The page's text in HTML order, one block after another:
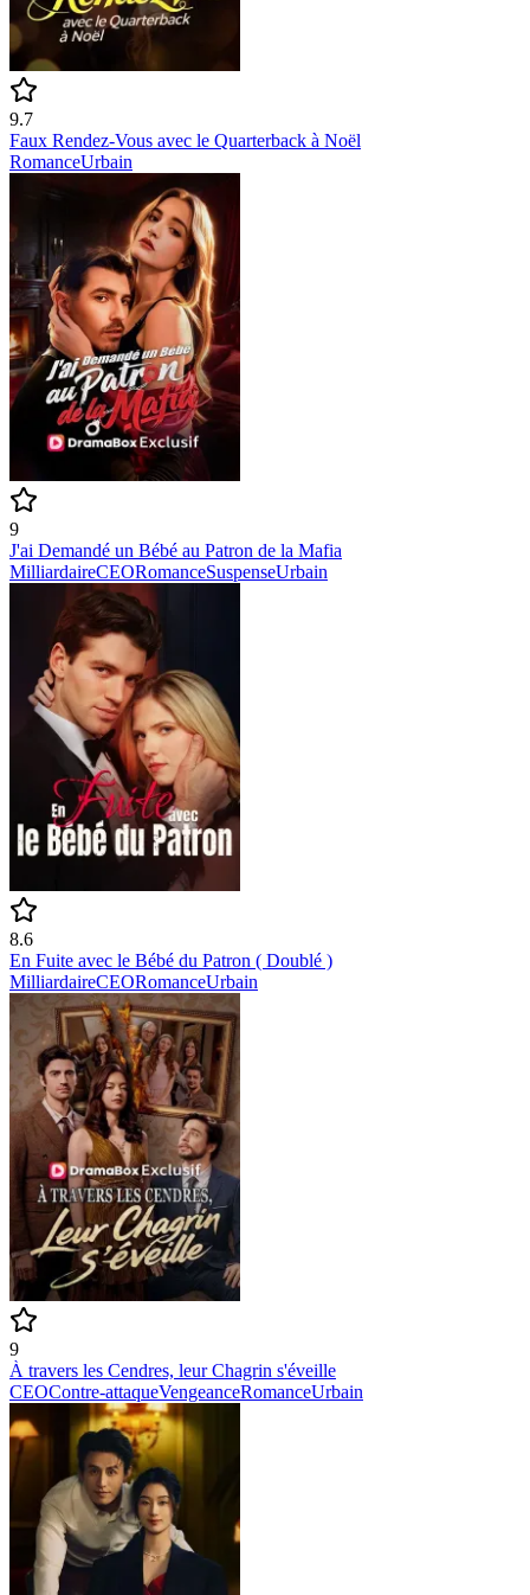
9.7
Faux Rendez-Vous avec le Quarterback à Noël
RomanceUrbain
9
J'ai Demandé un Bébé au Patron de la Mafia
MilliardaireCEORomanceSuspenseUrbain
8.6
En Fuite avec le Bébé du Patron ( Doublé )
MilliardaireCEORomanceUrbain
9
À travers les Cendres, leur Chagrin s'éveille
CEOContre-attaqueVengeanceRomanceUrbain